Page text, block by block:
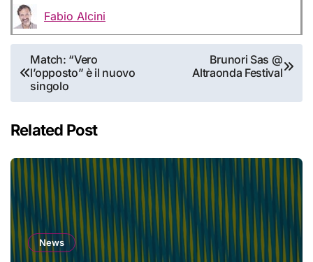
Fabio Alcini
Navigazione
articoli
Match: “Vero
l’opposto” è il nuovo
singolo
Brunori Sas @
Altraonda Festival
Related Post
News